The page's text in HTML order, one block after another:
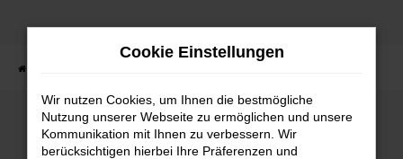
Zum
Cookie Einstellungen
Wir nutzen Cookies, um Ihnen die bestmögliche
Nutzung unserer Webseite zu ermöglichen und unsere
Kommunikation mit Ihnen zu verbessern. Wir
berücksichtigen hierbei Ihre Präferenzen und